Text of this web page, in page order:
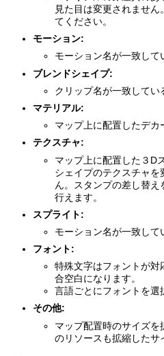
見た目は変更されませ
てください。
モーション:
モーション名が一致して
ブレンドシェイプ:
クリップ名が一致してい
マテリアル:
マップ上に配置したデカ
テクスチャ:
マップ上に配置した３D
シェイプのテクスチャ
ん。スタンプの差し替
行えます。
スプライト:
モーション名が一致して
フォント:
特殊文字はフォントが
合空白になります。
言語ごとにフォントを選
その他:
マップ配置時のサイズ
のリソースも拡縮したサ